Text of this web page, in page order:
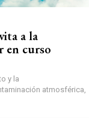
a la
en curso
y la
atmosférica,